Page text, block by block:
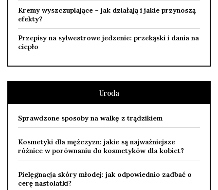
Kremy wyszczuplające – jak działają i jakie przynoszą
efekty?
Przepisy na sylwestrowe jedzenie: przekąski i dania na
ciepło
Uroda
Sprawdzone sposoby na walkę z trądzikiem
Kosmetyki dla mężczyzn: jakie są najważniejsze
różnice w porównaniu do kosmetyków dla kobiet?
Pielęgnacja skóry młodej: jak odpowiednio zadbać o
cerę nastolatki?